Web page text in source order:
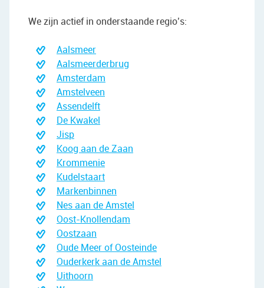
We zijn actief in onderstaande regio’s:
Aalsmeer
Aalsmeerderbrug
Amsterdam
Amstelveen
Assendelft
De Kwakel
Jisp
Koog aan de Zaan
Krommenie
Kudelstaart
Markenbinnen
Nes aan de Amstel
Oost-Knollendam
Oostzaan
Oude Meer of Oosteinde
Ouderkerk aan de Amstel
Uithoorn